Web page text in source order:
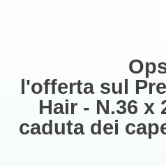
l'offerta sul
Hair - N.36 x
caduta dei